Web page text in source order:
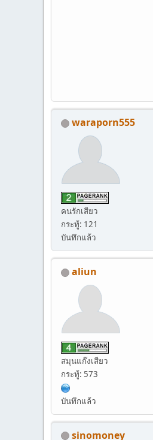
waraporn555
คนรักเสียว
กระทู้: 121
บันทึกแล้ว
aliun
สมุนแก๊งเสียว
กระทู้: 573
บันทึกแล้ว
sinomoney